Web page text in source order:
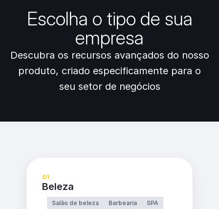
Escolha o tipo de sua
empresa
Descubra os recursos avançados do nosso
produto, criado especificamente para o
seu setor de negócios
01
Beleza
Salão de beleza Barbearia
SPA